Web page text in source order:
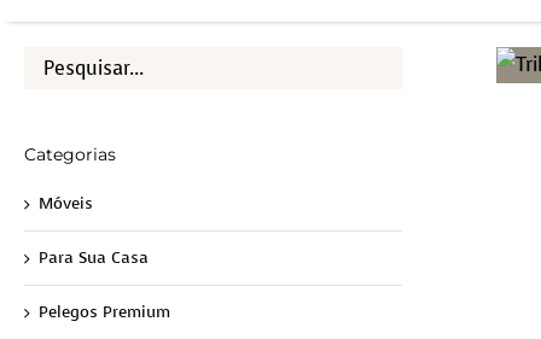
Categorias
Móveis
Para Sua Casa
Pelegos Premium